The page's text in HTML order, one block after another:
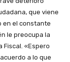
que viene
en el constante
le preocupa la
Fiscal. «Espero
a lo que